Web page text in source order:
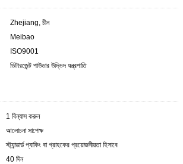
Zhejiang, চীন
Meibao
ISO9001
ডিটারজেন্ট পাউডার উদ্ভিদ যন্ত্রপাতি
1 বিন্যাস করুন
আলোচনা সাপেক্ষ
স্ট্যান্ডার্ড প্যাকিং বা গ্রাহকের প্রয়োজনীয়তা হিসাবে
40 দিন